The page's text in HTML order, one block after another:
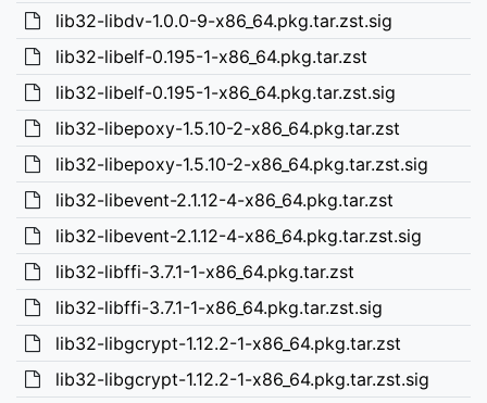
lib32-libdv-1.0.0-9-x86_64.pkg.tar.zst.sig
lib32-libelf-0.195-1-x86_64.pkg.tar.zst
lib32-libelf-0.195-1-x86_64.pkg.tar.zst.sig
lib32-libepoxy-1.5.10-2-x86_64.pkg.tar.zst
lib32-libepoxy-1.5.10-2-x86_64.pkg.tar.zst.sig
lib32-libevent-2.1.12-4-x86_64.pkg.tar.zst
lib32-libevent-2.1.12-4-x86_64.pkg.tar.zst.sig
lib32-libffi-3.7.1-1-x86_64.pkg.tar.zst
lib32-libffi-3.7.1-1-x86_64.pkg.tar.zst.sig
lib32-libgcrypt-1.12.2-1-x86_64.pkg.tar.zst
lib32-libgcrypt-1.12.2-1-x86_64.pkg.tar.zst.sig